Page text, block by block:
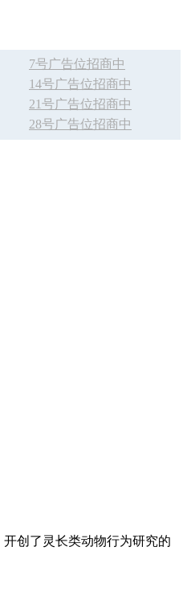
7号广告位招商中
14号广告位招商中
21号广告位招商中
28号广告位招商中
创了灵长类动物行为研究的